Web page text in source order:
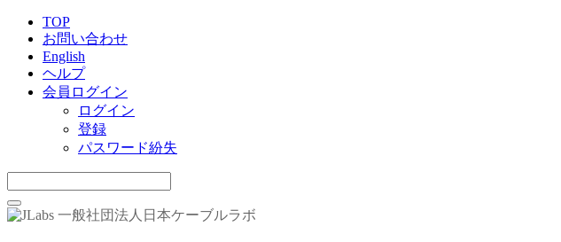
TOP
お問い合わせ
English
ヘルプ
会員ログイン
ログイン
登録
パスワード紛失
一般社団法人日本ケーブルラボ